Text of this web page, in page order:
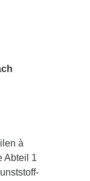
à
Abteil 1